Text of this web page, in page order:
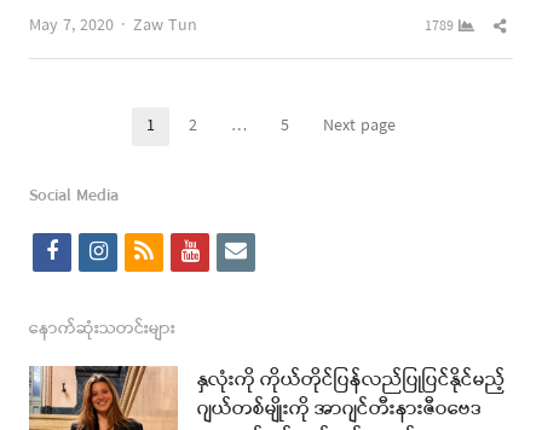
May 7, 2020
Author
Zaw Tun 1789
Page
1 Page
2 … Page
5 Next page
Social Media
f
c
e
b
i
s
t
a
r
s
y
t
u
e
i
l
နောက်ဆုံးသတင်းများ
နှလုံးကို ကိုယ်တိုင်ပြန်လည်ပြုပြင်နိုင်မည့်
ဂျယ်တစ်မျိုးကို အာဂျင်တီးနားဇီဝဗေဒ